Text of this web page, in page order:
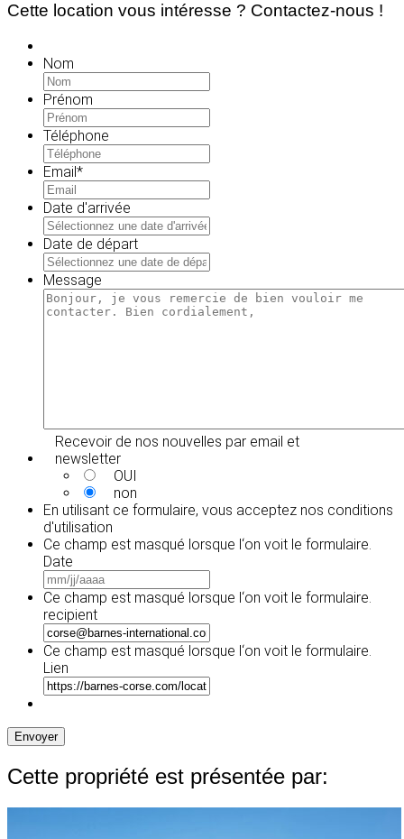
Cette location vous intéresse ? Contactez-nous !
Nom
Prénom
Téléphone
Email*
Date d'arrivée
JJ
slash
AAAA
Date de départ
JJ
slash
Message
Recevoir de nos nouvelles par email et
newsletter
OUI
non
En utilisant ce formulaire, vous acceptez nos conditions
d'utilisation
Ce champ est masqué lorsque l‘on voit le formulaire.
Date
slash
slash
AAAA
Ce champ est masqué lorsque l‘on voit le formulaire.
recipient
Ce champ est masqué lorsque l‘on voit le formulaire.
Lien
Envoyer
Cette propriété est présentée par: